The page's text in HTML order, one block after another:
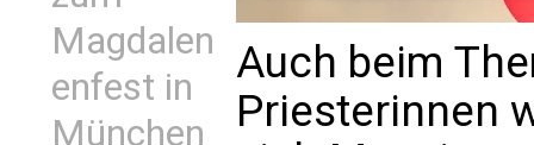
Magdalen
enfest in
München
Auch beim
Priesterinnen